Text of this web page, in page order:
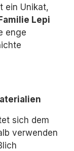
ein Unikat,
Lepi
enge
sich dem
verwenden